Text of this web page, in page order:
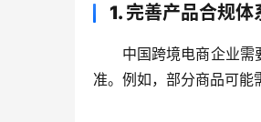
1. 完善产品合规体
中国跨境电商企业
准。例如，部分商品可能